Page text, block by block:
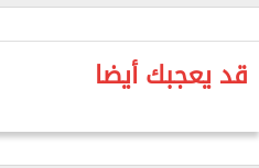
و450 جنيهًا.
وسجلت الكابوريا أسعارا تتراوح بين 50 و200
واستقر سعر البوري ليتراوح بين 140 إلى 180
قد يعجبك أيضا